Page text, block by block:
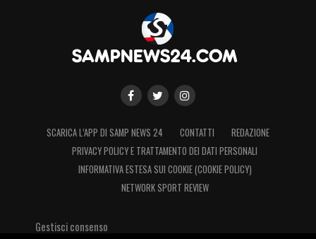
SCARICA L’APP DI SAMP NEWS 24 CONTATTI
REDAZIONE
PRIVACY POLICY E TRATTAMENTO DEI DATI PERSONALI
INFORMATIVA ESTESA SUI COOKIE (COOKIE POLICY)
NETWORK SPORT REVIEW
Gestisci consenso